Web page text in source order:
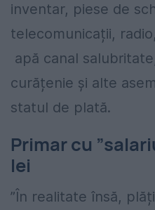
inventar, piese de
telecomunicații,
apă canal
curățenie și alte
statul de plată.
Primar cu
lei
”În realitate însă,